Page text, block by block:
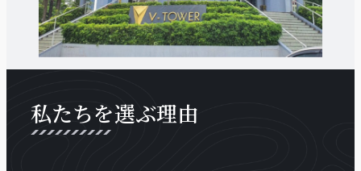
私たちを選ぶ理由